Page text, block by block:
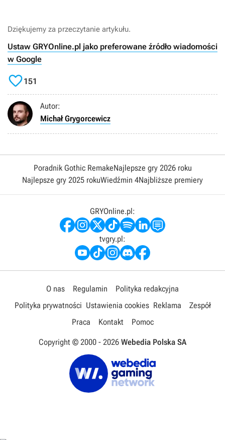
Dziękujemy za przeczytanie artykułu.
Ustaw GRYOnline.pl jako preferowane źródło wiadomości
w Google
151
Autor:
Michał Grygorcewicz
Poradnik Gothic RemakeNajlepsze gry 2026 roku
Najlepsze gry 2025 rokuWiedźmin 4Najbliższe premiery
GRYOnline.pl:
tvgry.pl:
O nas Regulamin
Polityka redakcyjna
Polityka prywatności Ustawienia cookies Reklama
Zespół
Praca
Kontakt Pomoc
Copyright © 2000 - 2026 Webedia Polska SA